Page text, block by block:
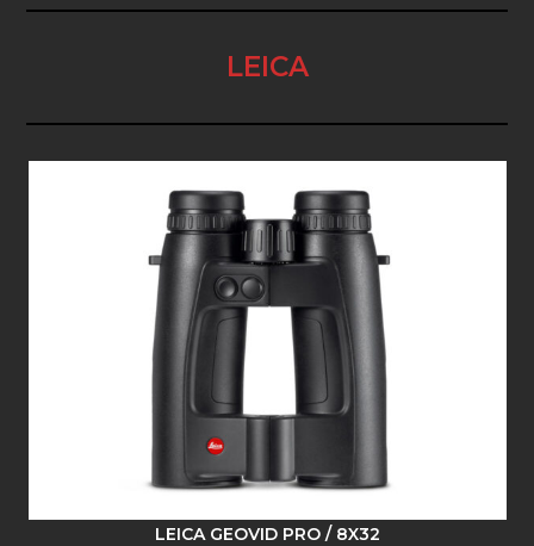
LEICA
LEICA GEOVID PRO / 8X32